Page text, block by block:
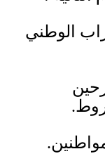
الوطني